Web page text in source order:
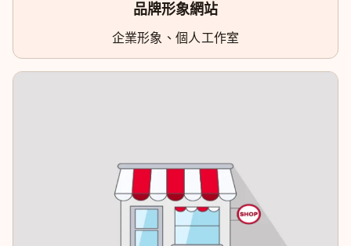
品牌形象網站
企業形象、個人工作室